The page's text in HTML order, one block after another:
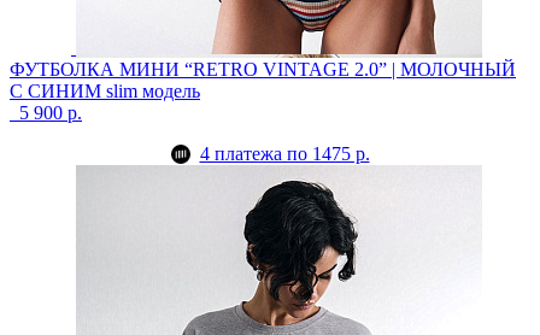
ФУТБОЛКА МИНИ “RETRO VINTAGE 2.0” | МОЛОЧНЫЙ
С СИНИМ slim модель
5 900 р.
4 платежа по 1475 р.